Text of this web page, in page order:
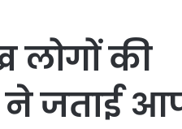
लोगों की
जताई